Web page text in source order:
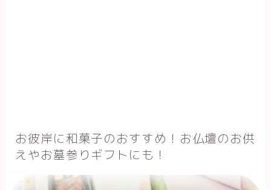
お彼岸に和菓子のおすすめ！お仏壇のお供
えやお墓参りギフトにも！